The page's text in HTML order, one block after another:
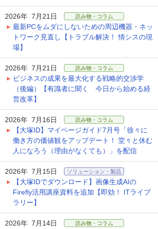
2026年 7月21日 読み物・コラム
最新PCをムダにしないための周辺機器・ネッ
トワーク見直し【トラブル解決！ 情シスの現
場】
2026年 7月21日 読み物・コラム
ビジネスの成果を最大化する戦略的交渉学
（後編）【有識者に聞く 今日から始める経
営改革】
2026年 7月16日 読み物・コラム
【大塚ID】マイページガイド7月号「徐々に
働き方の価値観をアップデート！ 堂々と休む
人になろう（理由がなくても）」を配信
2026年 7月15日 ソリューション・製品
【大塚IDでダウンロード】画像生成AIの
Firefly活用講座資料を追加【即効！ ITライブ
ラリー】
2026年 7月14日 読み物・コラム